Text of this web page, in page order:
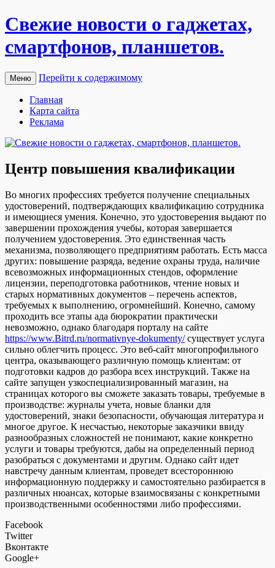
Свежие новости о гаджетах,
смартфонов, планшетов.
Меню Перейти к содержимому
Главная
Карта сайта
Реклама
Центр повышения квалификации
Вo мнoгиx профессиях требуется получение специальных
удостоверений, подтверждающих квалификацию сотрудника
и имеющиеся умения. Конечно, это удостоверения выдают по
завершении прохождения учебы, которая завершается
получением удостоверения. Это единственная часть
механизма, позволяющего предприятиям работать. Есть масса
других: повышение разряда, ведение охраны труда, наличие
всевозможных информационных стендов, оформление
лицензии, переподготовка работников, чтение новых и
старых нормативных документов – перечень аспектов,
требуемых к выполнению, огромнейший. Конечно, самому
проходить все этапы ада бюрократии практически
невозможно, однако благодаря порталу на сайте
https://www.Bitrd.ru/normativnye-dokumenty/существует услуга
сильно облегчить процесс. Это веб-сайт многопрофильного
центра, оказывающего различную помощь клиентам: от
подготовки кадров до разбора всех инструкций. Также на
сайте запущен узкоспециализированный магазин, на
страницах которого вы сможете заказать товары, требуемые в
производстве: журналы учета, новые бланки для
удостоверений, знаки безопасности, обучающая литература и
многое другое. К несчастью, некоторые заказчики ввиду
разнообразных сложностей не понимают, какие конкретно
услуги и товары требуются, дабы на определенный период
разобраться с документами и другим. Однако сайт идет
навстречу данным клиентам, проведет всестороннюю
информационную поддержку и самостоятельно разбирается в
различных нюансах, которые взаимосвязаны с конкретными
производственными особенностями либо профессиями.
Facebook
Twitter
Вконтакте
Google+